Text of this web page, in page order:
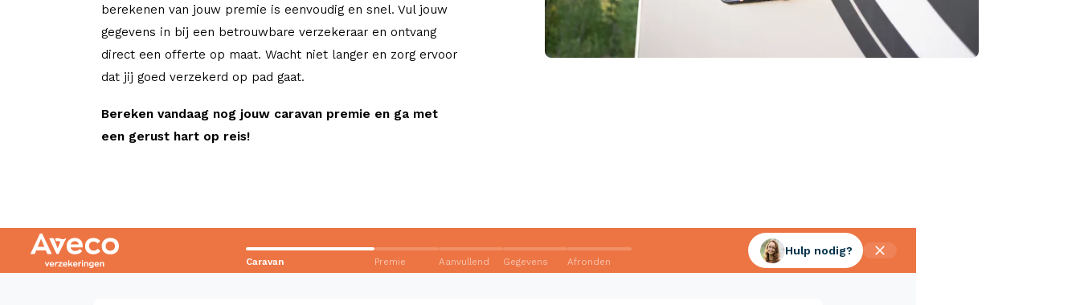
berekenen van jouw premie is eenvoudig en snel. Vul jouw
gegevens in bij een betrouwbare verzekeraar en ontvang
direct een offerte op maat. Wacht niet langer en zorg ervoor
dat jij goed verzekerd op pad gaat.
Bereken vandaag nog jouw caravan premie en ga met
een gerust hart op reis!
Caravan Premie Aanvullend Gegevens Afronden
Hulp nodig?